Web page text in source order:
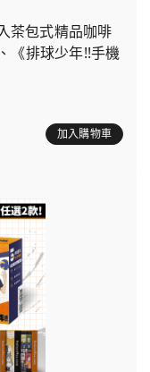
茶包式精品咖啡
《排球少年!!手機
加入購物車